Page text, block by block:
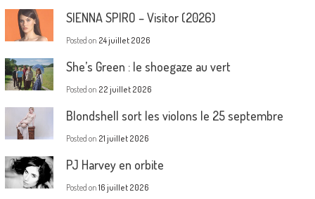
SIENNA SPIRO – Visitor (2026)
Posted on 24 juillet 2026
She’s Green : le shoegaze au vert
Posted on 22 juillet 2026
Blondshell sort les violons le 25 septembre
Posted on 21 juillet 2026
PJ Harvey en orbite
Posted on 16 juillet 2026